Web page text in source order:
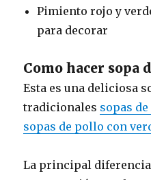
Pimiento rojo y
para decorar
Como hacer sopa
Esta es una deliciosa
tradicionales sopas
sopas de pollo con
La principal diferencia